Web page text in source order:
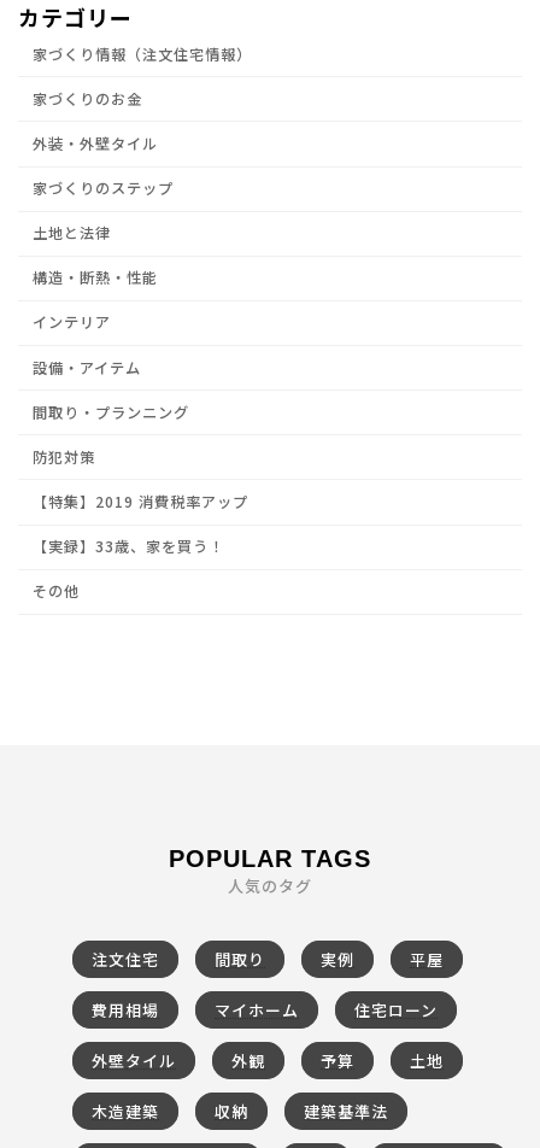
カテゴリー
家づくり情報（注文住宅情報）
家づくりのお金
外装・外壁タイル
家づくりのステップ
土地と法律
構造・断熱・性能
インテリア
設備・アイテム
間取り・プランニング
防犯対策
【特集】2019 消費税率アップ
【実録】33歳、家を買う！
その他
POPULAR TAGS
人気のタグ
注文住宅 間取り 実例 平屋
費用相場 マイホーム 住宅ローン
外壁タイル 外観 予算 土地
木造建築 収納 建築基準法